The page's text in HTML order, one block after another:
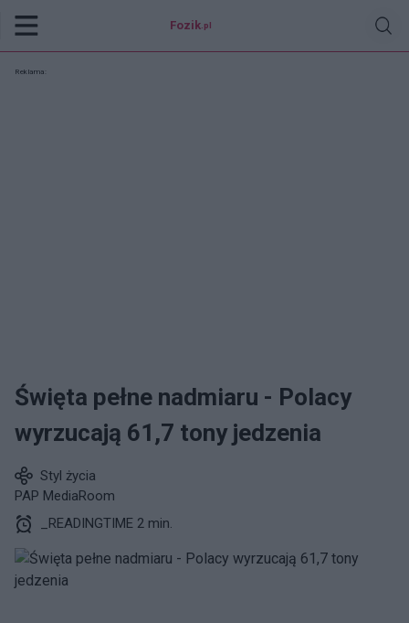
Fozik .pl
Reklama:
Święta pełne nadmiaru - Polacy
wyrzucają 61,7 tony jedzenia
Styl życia
PAP MediaRoom
_READINGTIME 2 min.